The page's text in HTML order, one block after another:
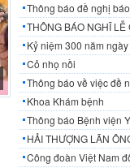
Thông báo đề nghị
THÔNG BÁO NGHĨ
Kỷ niệm 300 năm
Cỏ nhọ nồi
Thông báo về việc đề
Khoa Khám bệnh
Thông báo Bệnh viện
HẢI THƯỢNG LÃN
Công đoàn Việt Nam